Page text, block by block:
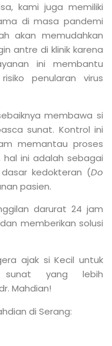
kami juga memiliki
di masa pandemi
akan memudahkan
antre di klinik karena
ini membantu
penularan virus
membawa si
sunat. Kontrol ini
memantau proses
hal ini adalah sebagai
kedokteran (Do
pasien.
darurat 24 jam
memberikan solusi
ajak si Kecil untuk
sunat yang lebih
Mahdian!
di Serang: